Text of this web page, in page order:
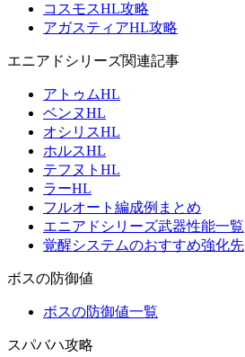
コスモスHL攻略
アガスティアHL攻略
エニアドシリーズ関連記事
アトゥムHL
ベンヌHL
オシリスHL
ホルスHL
テフヌトHL
ラーHL
フルオート編成例まとめ
エニアドシリーズ武器性能一覧
覚醒システムのおすすめ強化先
ボスの防御値
ボスの防御値一覧
スパバハ攻略